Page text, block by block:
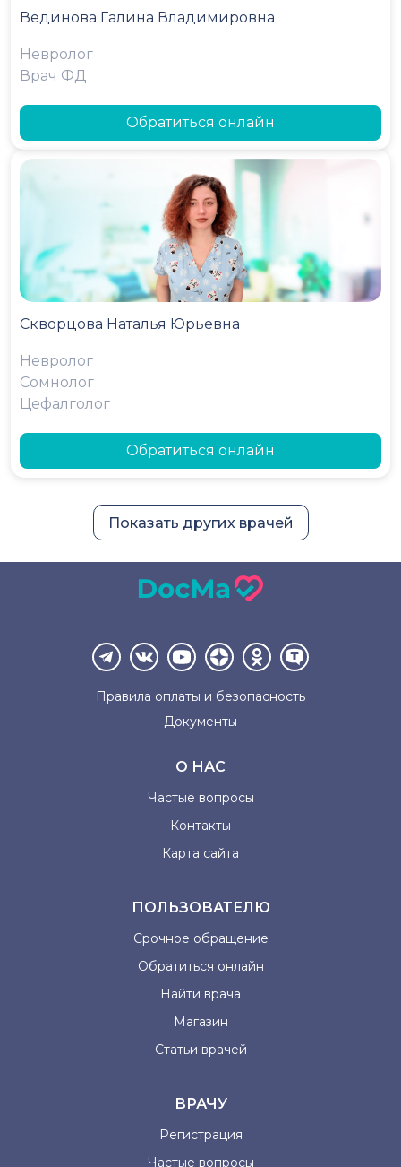
Вединова Галина Владимировна
Невролог
Врач ФД
Обратиться онлайн
Скворцова Наталья Юрьевна
Невролог
Сомнолог
Цефалголог
Обратиться онлайн
Показать других врачей
Правила оплаты и безопасность
Документы
О НАС
Частые вопросы
Контакты
Карта сайта
ПОЛЬЗОВАТЕЛЮ
Срочное обращение
Обратиться онлайн
Найти врача
Магазин
Статьи врачей
ВРАЧУ
Регистрация
Частые вопросы